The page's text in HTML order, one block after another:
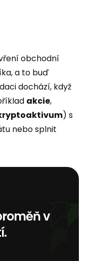
obchodní
a to buď
dochází, když
akcie,
) s
nebo splnit
v